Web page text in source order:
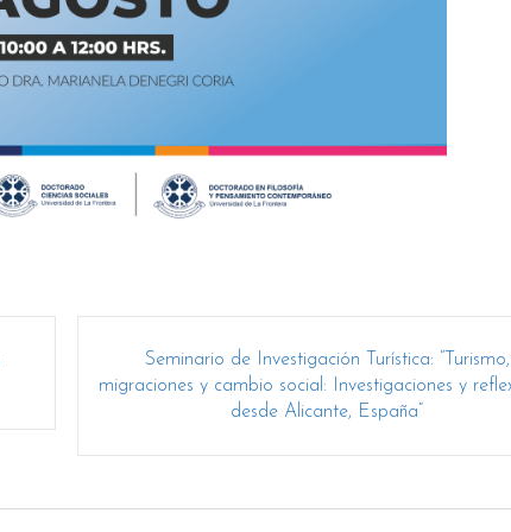
Seminario de Investigación Turística: “Turismo,
migraciones y cambio social: Investigaciones y
desde Alicante, España”